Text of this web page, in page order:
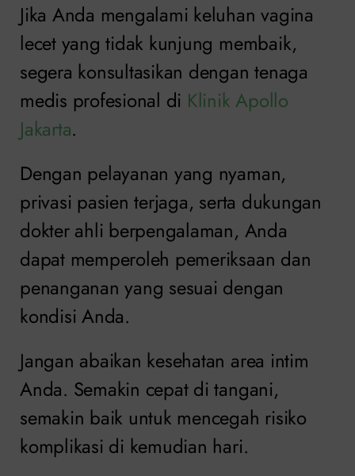
Jika Anda mengalami keluhan vagina
lecet yang tidak kunjung membaik,
segera konsultasikan dengan tenaga
medis profesional di Klinik Apollo
Jakarta.
Dengan pelayanan yang nyaman,
privasi pasien terjaga, serta dukungan
dokter ahli berpengalaman, Anda
dapat memperoleh pemeriksaan dan
penanganan yang sesuai dengan
kondisi Anda.
Jangan abaikan kesehatan area intim
Anda. Semakin cepat di tangani,
semakin baik untuk mencegah risiko
komplikasi di kemudian hari.